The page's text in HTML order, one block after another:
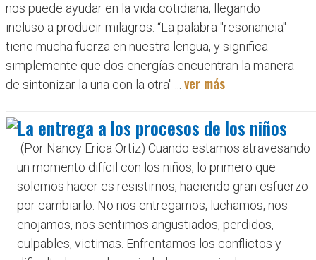
nos puede ayudar en la vida cotidiana, llegando
incluso a producir milagros. “La palabra "resonancia"
tiene mucha fuerza en nuestra lengua, y significa
simplemente que dos energías encuentran la manera
de sintonizar la una con la otra" ... ver más
La entrega a los procesos de los niños
(Por Nancy Erica Ortiz) Cuando estamos atravesando
un momento difícil con los niños, lo primero que
solemos hacer es resistirnos, haciendo gran esfuerzo
por cambiarlo. No nos entregamos, luchamos, nos
enojamos, nos sentimos angustiados, perdidos,
culpables, victimas. Enfrentamos los conflictos y